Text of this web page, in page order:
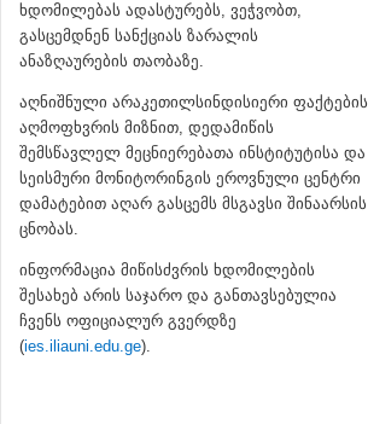
ხდომილებას ადასტურებს, ვეჭვობთ,
გასცემდნენ სანქციას ზარალის
ანაზღაურების თაობაზე.
აღნიშნული არაკეთილსინდისიერი ფაქტების
აღმოფხვრის მიზნით, დედამიწის
შემსწავლელ მეცნიერებათა ინსტიტუტისა და
სეისმური მონიტორინგის ეროვნული ცენტრი
დამატებით აღარ გასცემს მსგავსი შინაარსის
ცნობას.
ინფორმაცია მიწისძვრის ხდომილების
შესახებ არის საჯარო და განთავსებულია
ჩვენს ოფიციალურ გვერდზე
(ies.iliauni.edu.ge).